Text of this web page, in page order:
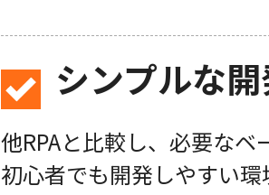
シンプルな
他RPAと比較し、必要なベ
初心者でも開発しやすい